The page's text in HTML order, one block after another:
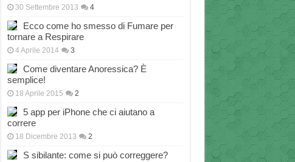
30 Settembre 2013 4
Ecco come ho smesso di Fumare per
tornare a Respirare
4 Aprile 2014 3
Come diventare Anoressica? È
semplice!
18 Aprile 2015 2
5 app per iPhone che ci aiutano a
correre
18 Dicembre 2013 2
S sibilante: come si può correggere?